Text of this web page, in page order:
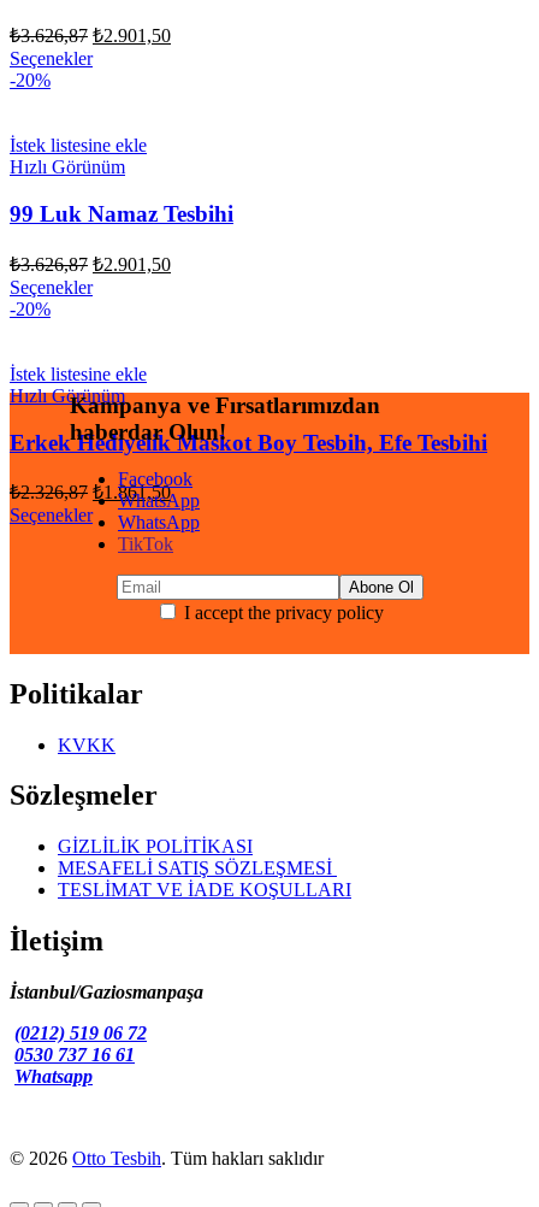
₺3.626,87 Orijinal
fiyat:
₺2.901,50Şu
Seçenekler
-20%
İstek listesine ekle
Hızlı Görünüm
99 Luk Namaz Tesbihi
₺3.626,87 Orijinal
fiyat:
₺2.901,50Şu
Seçenekler
-20%
İstek listesine ekle
Hızlı Görünüm
Erkek Hediyelik Maskot Boy Tesbih, Efe Tesbihi
₺2.326,87 Orijinal
fiyat:
₺2.326,87.
₺1.861,50Şu
andaki
fiyat:
₺1.861,50.
Seçenekler
Kampanya ve Fırsatlarımızdan
haberdar Olun!
Facebook
WhatsApp
WhatsApp
TikTok
I accept the privacy policy
Politikalar
KVKK
Sözleşmeler
GİZLİLİK POLİTİKASI
MESAFELİ SATIŞ SÖZLEŞMESİ
TESLİMAT VE İADE KOŞULLARI
İletişim
İstanbul/Gaziosmanpaşa
(0212) 519 06 72
0530 737 16 61
Whatsapp
© 2026 Otto Tesbih. Tüm hakları saklıdır